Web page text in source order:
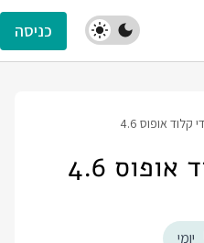
כניסה
אופוס 4.6
4.6
יומי